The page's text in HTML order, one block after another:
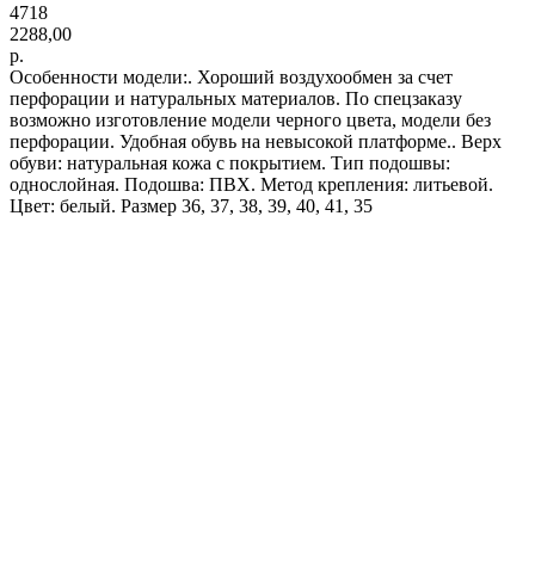
4718
2288,00
р.
Особенности модели:. Хороший воздухообмен за счет
перфорации и натуральных материалов. По спецзаказу
возможно изготовление модели черного цвета, модели без
перфорации. Удобная обувь на невысокой платформе.. Верх
обуви: натуральная кожа с покрытием. Тип подошвы:
однослойная. Подошва: ПВХ. Метод крепления: литьевой.
Цвет: белый. Размер 36, 37, 38, 39, 40, 41, 35